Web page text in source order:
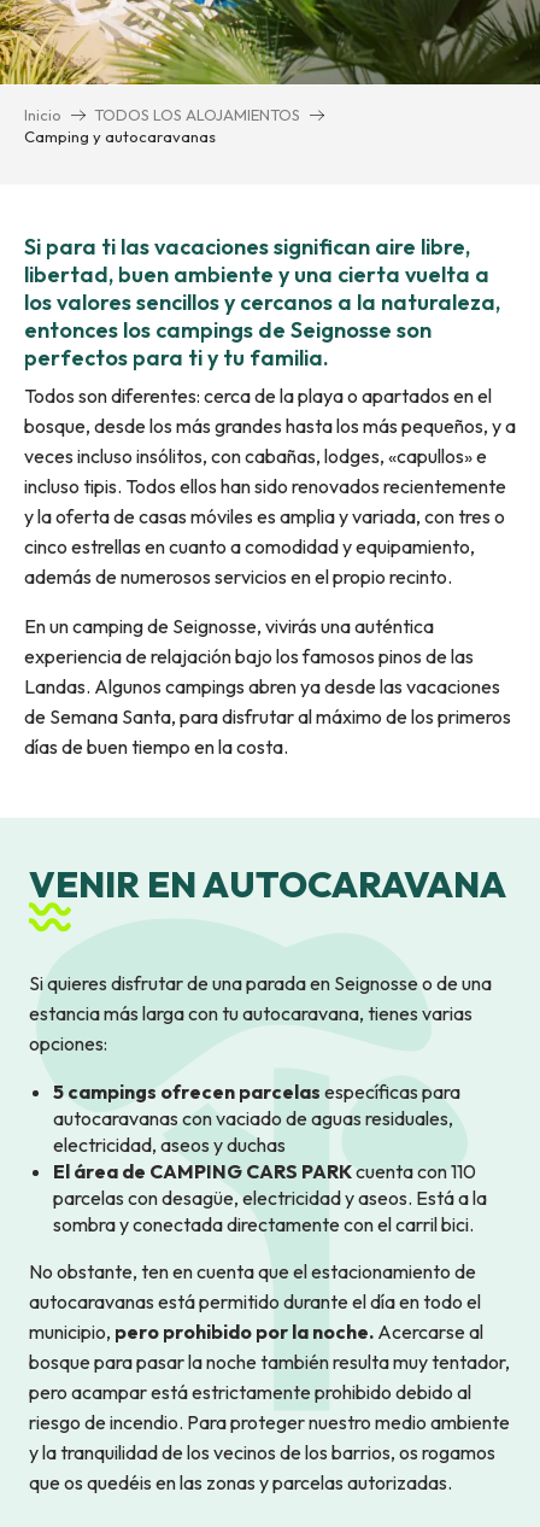
Inicio
TODOS LOS ALOJAMIENTOS
Camping y autocaravanas
Si para ti las vacaciones significan aire libre,
libertad, buen ambiente y una cierta vuelta a
los valores sencillos y cercanos a la naturaleza,
entonces los campings de Seignosse son
perfectos para ti y tu familia.
Todos son diferentes: cerca de la playa o apartados en el
bosque, desde los más grandes hasta los más pequeños, y a
veces incluso insólitos, con cabañas, lodges, «capullos» e
incluso tipis. Todos ellos han sido renovados recientemente
y la oferta de casas móviles es amplia y variada, con tres o
cinco estrellas en cuanto a comodidad y equipamiento,
además de numerosos servicios en el propio recinto.
En un camping de Seignosse, vivirás una auténtica
experiencia de relajación bajo los famosos pinos de las
Landas. Algunos campings abren ya desde las vacaciones
de Semana Santa, para disfrutar al máximo de los primeros
días de buen tiempo en la costa.
Domaine de l'Agréou Vacances Bleues
BonjourSauvage Seignosse
Naturéo Éco-Resort
L'Etang Blanc Vacances André Trigano
VENIR EN AUTOCARAVANA
Si quieres disfrutar de una parada en Seignosse o de una
estancia más larga con tu autocaravana, tienes varias
opciones:
5 campings ofrecen parcelas específicas para
autocaravanas con vaciado de aguas residuales,
electricidad, aseos y duchas
El área de CAMPING CARS PARKcuenta con 110
parcelas con desagüe, electricidad y aseos. Está a la
sombra y conectada directamente con el carril bici.
No obstante, ten en cuenta que el estacionamiento de
autocaravanas está permitido durante el día en todo el
municipio, pero prohibido por la noche. Acercarse al
bosque para pasar la noche también resulta muy tentador,
pero acampar está estrictamente prohibido debido al
riesgo de incendio. Para proteger nuestro medio ambiente
y la tranquilidad de los vecinos de los barrios, os rogamos
que os quedéis en las zonas y parcelas autorizadas.